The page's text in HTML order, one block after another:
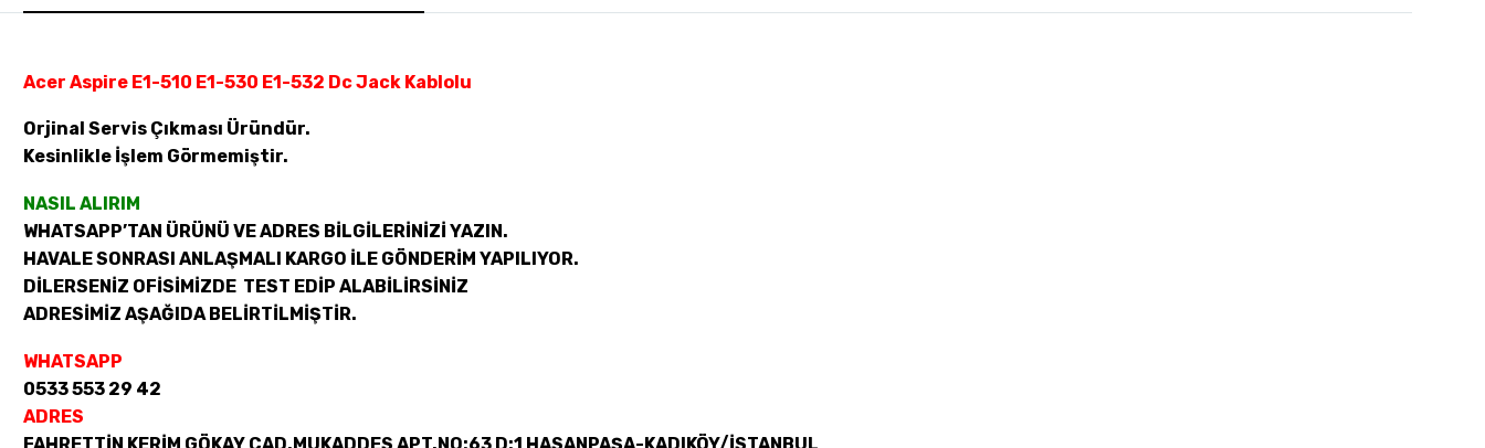
Acer Aspire E1-510 E1-530 E1-532 Dc Jack Kablolu
Orjinal Servis Çıkması Üründür.
Kesinlikle İşlem Görmemiştir.
NASIL ALIRIM
WHATSAPP’TAN ÜRÜNÜ VE ADRES BİLGİLERİNİZİ YAZIN.
HAVALE SONRASI ANLAŞMALI KARGO İLE GÖNDERİM YAPILIYOR.
DİLERSENİZ OFİSİMİZDE TEST EDİP ALABİLİRSİNİZ
ADRESİMİZ AŞAĞIDA BELİRTİLMİŞTİR.
WHATSAPP
0533 553 29 42
ADRES
FAHRETTİN KERİM GÖKAY CAD.MUKADDES APT.NO:63 D:1 HASANPAŞA-KADIKÖY/İSTANBUL